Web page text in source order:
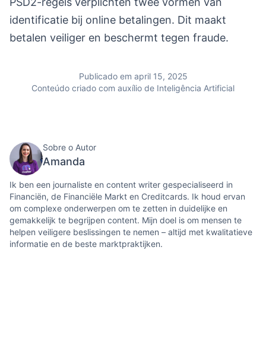
identificatie bij online betalingen. Dit maakt
betalen veiliger en beschermt tegen fraude.
Publicado em april 15, 2025
Conteúdo criado com auxílio de Inteligência Artificial
Sobre o Autor
Amanda
Ik ben een journaliste en content writer gespecialiseerd in
Financiën, de Financiële Markt en Creditcards. Ik houd ervan
om complexe onderwerpen om te zetten in duidelijke en
gemakkelijk te begrijpen content. Mijn doel is om mensen te
helpen veiligere beslissingen te nemen – altijd met kwalitatieve
informatie en de beste marktpraktijken.